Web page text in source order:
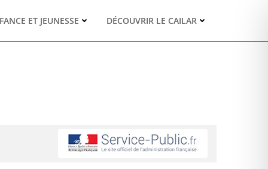
ET JEUNESSE DÉCOUVRIR LE CAILAR